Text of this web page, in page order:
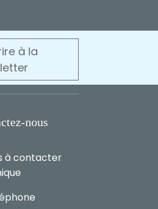
à la
nous
à contacter